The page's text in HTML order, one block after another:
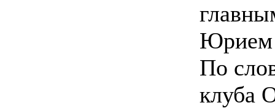
Юрием
По
клуба